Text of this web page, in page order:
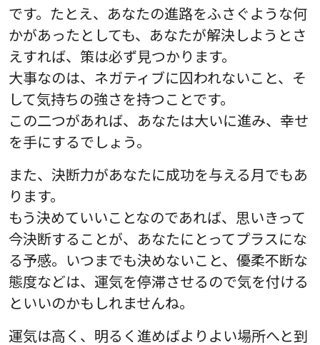
です。たとえ、あなたの進路をふさぐような何
かがあったとしても、あなたが解決しようとさ
えすれば、策は必ず見つかります。
大事なのは、ネガティブに囚われないこと、そ
して気持ちの強さを持つことです。
この二つがあれば、あなたは大いに進み、幸せ
を手にするでしょう。
また、決断力があなたに成功を与える月でもあ
ります。
もう決めていいことなのであれば、思いきって
今決断することが、あなたにとってプラスにな
る予感。いつまでも決めないこと、優柔不断な
態度などは、運気を停滞させるので気を付ける
といいのかもしれませんね。
運気は高く、明るく進めばよりよい場所へと到